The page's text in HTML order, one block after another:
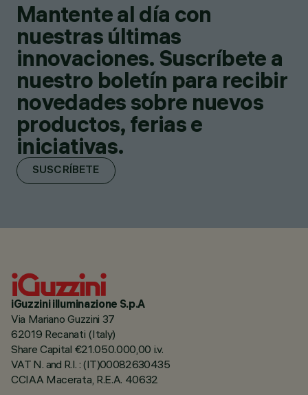
Mantente al día con
nuestras últimas
innovaciones. Suscríbete a
nuestro boletín para recibir
novedades sobre nuevos
productos, ferias e
iniciativas.
SUSCRÍBETE
iGuzzini illuminazione S.p.A
Via Mariano Guzzini 37
62019 Recanati (Italy)
Share Capital €21.050.000,00 i.v.
VAT N. and R.I. : (IT)00082630435
CCIAA Macerata, R.E.A. 40632